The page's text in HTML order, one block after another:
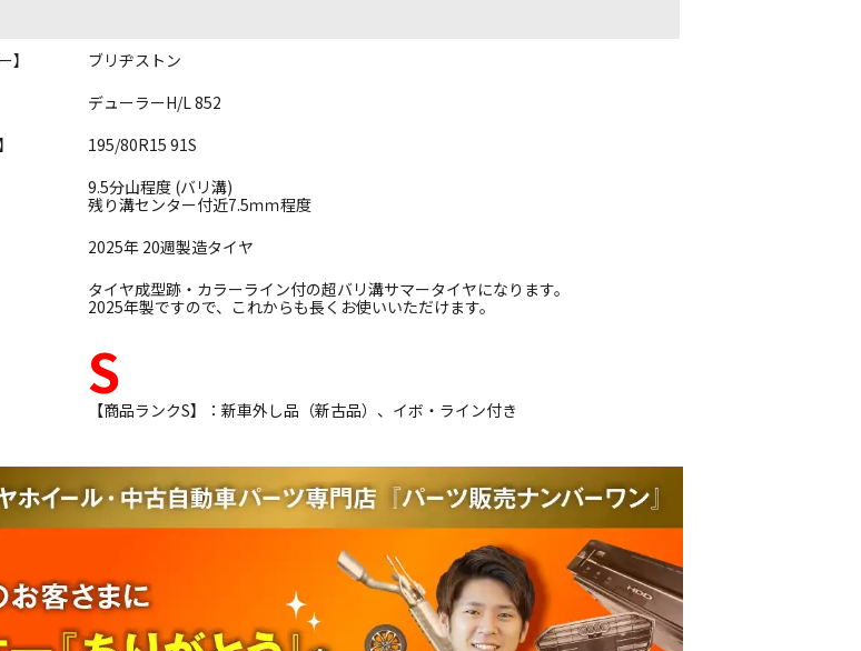
】
ブリヂストン
デューラーH/L 852
195/80R15 91S
9.5分山程度 (バリ溝)
残り溝センター付近7.5ｍｍ程度
2025年 20週製造タイヤ
タイヤ成型跡・カラーライン付の超バリ溝サマータイヤになります。
2025年製ですので、これからも長くお使いいただけます。
S
【商品ランクS】：新車外し品（新古品）、イボ・ライン付き